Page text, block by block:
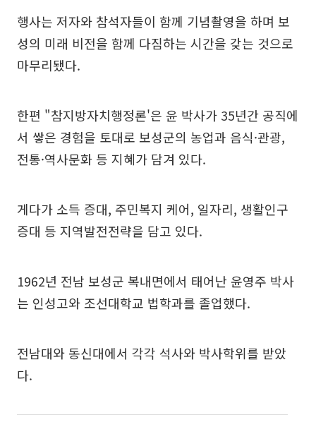
행사는 저자와 참석자들이 함께 기념촬영을 하며 보
성의 미래 비전을 함께 다짐하는 시간을 갖는 것으로
마무리됐다.
한편 "참지방자치행정론'은 윤 박사가 35년간 공직에
서 쌓은 경험을 토대로 보성군의 농업과 음식·관광,
전통·역사문화 등 지혜가 담겨 있다.
게다가 소득 증대, 주민복지 케어, 일자리, 생활인구
증대 등 지역발전전략을 담고 있다.
1962년 전남 보성군 복내면에서 태어난 윤영주 박사
는 인성고와 조선대학교 법학과를 졸업했다.
전남대와 동신대에서 각각 석사와 박사학위를 받았
다.